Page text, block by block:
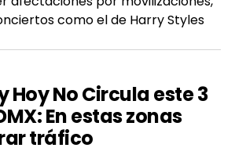
como el de Harry Styles
Hoy No Circula este 3
En estas zonas
tráfico